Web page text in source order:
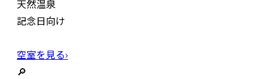
天然温泉
記念日向け
空室を見る›
🔎